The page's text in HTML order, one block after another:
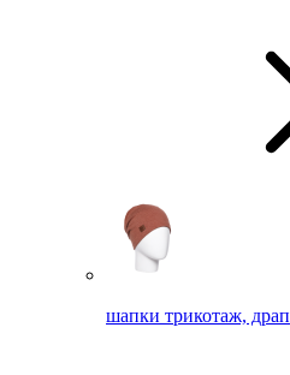
шапки трикотаж, драп